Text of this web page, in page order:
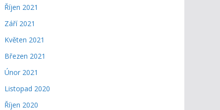
Říjen 2021
Září 2021
Květen 2021
Březen 2021
Únor 2021
Listopad 2020
Říjen 2020